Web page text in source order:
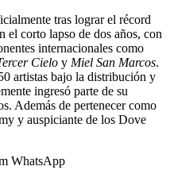
tras lograr el récord
el corto lapso de dos años, con
internacionales como
Cielo y Miel San Marcos.
artistas bajo la distribución y
ingresó parte de su
Además de pertenecer como
y auspiciante de los Dove
WhatsApp